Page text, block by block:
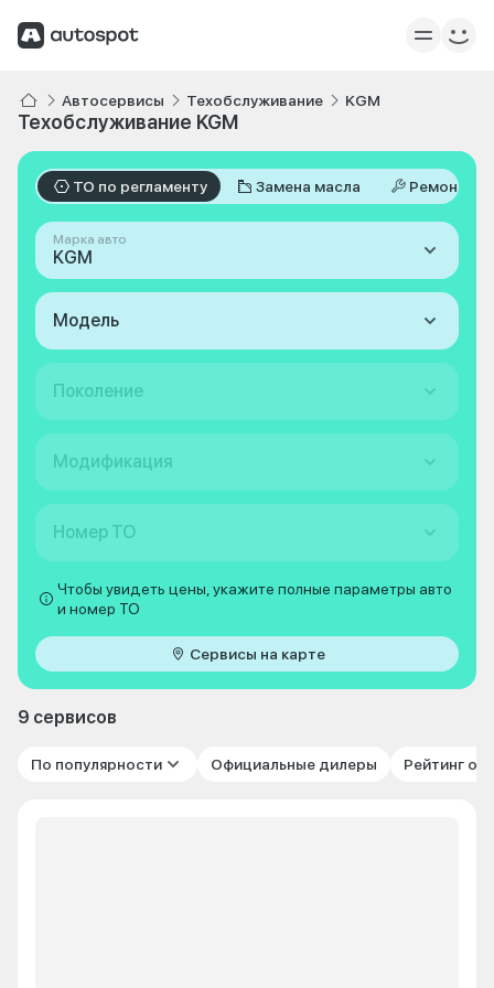
Автосервисы Техобслуживание KGM
Техобслуживание KGM
ТО по регламенту Замена масла Ремонт
Марка авто
KGM
Модель
Поколение
Модификация
Номер ТО
Чтобы увидеть цены, укажите полные параметры авто
и номер ТО
Сервисы на карте
9 сервисов
По популярности Официальные дилеры Рейтинг